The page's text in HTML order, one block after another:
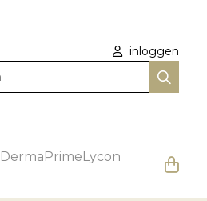
inloggen
DermaPrimeLycon